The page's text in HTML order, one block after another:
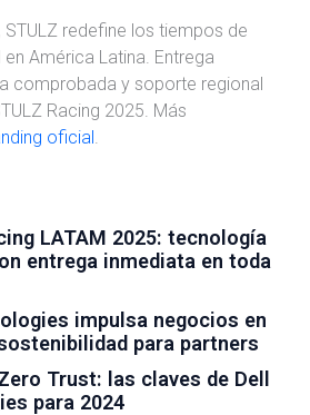
redefine los tiempos de
América Latina. Entrega
comprobada y soporte regional
Racing 2025. Más
oficial.
LATAM 2025: tecnología
entrega inmediata en toda
impulsa negocios en
para partners
Trust: las claves de Dell
para 2024